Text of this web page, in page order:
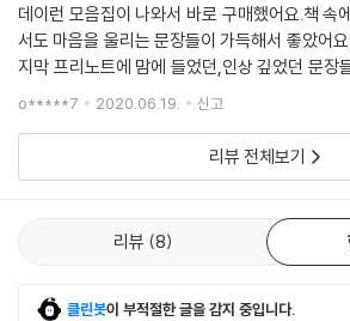
데이런 모음집이 나와서 바로 구매했어요.책 속
서도 마음을 울리는 문장들이 가득해서 좋았어
지막 프리노트에 맘에 들었던,인상 깊었던 문장
머리속에, 마음속에 새겨보자는 구성과 의도도
아요.시리즈가 나온다면 바로 또 구매각일
o*****7 2020.06.19. 신고
리뷰 전체보기
리뷰 8
클린봇이 부적절한 글을 감지 중입니다.